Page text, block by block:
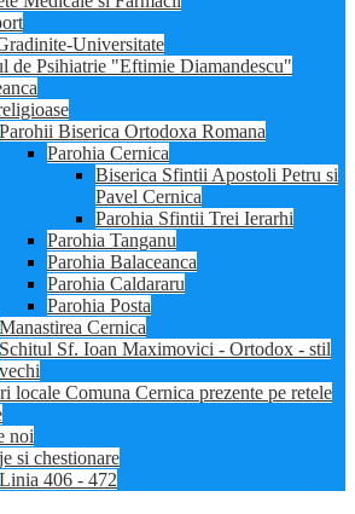
Universitate
de Psihiatrie "Eftimie Diamandescu"
Parohii Biserica Ortodoxa Romana
Parohia Cernica
Biserica Sfintii Apostoli Petru si
Pavel Cernica
Parohia Sfintii Trei Ierarhi
Parohia Tanganu
Parohia Balaceanca
Parohia Caldararu
Parohia Posta
Manastirea Cernica
Schitul Sf. Ioan Maximovici - Ortodox - stil
vechi
locale Comuna Cernica prezente pe retele
noi
si chestionare
Linia 406 - 472